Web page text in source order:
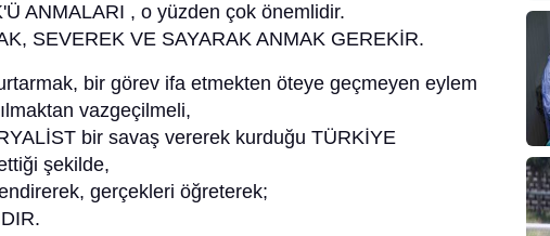
ANMALARI , o yüzden çok önemlidir.
SEVEREK VE SAYARAK ANMAK GEREKİR.
bir görev ifa etmekten öteye geçmeyen eylem
vazgeçilmeli,
bir savaş vererek kurduğu TÜRKİYE
şekilde,
gerçekleri öğreterek;